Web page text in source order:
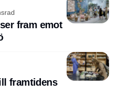
fram emot
framtidens